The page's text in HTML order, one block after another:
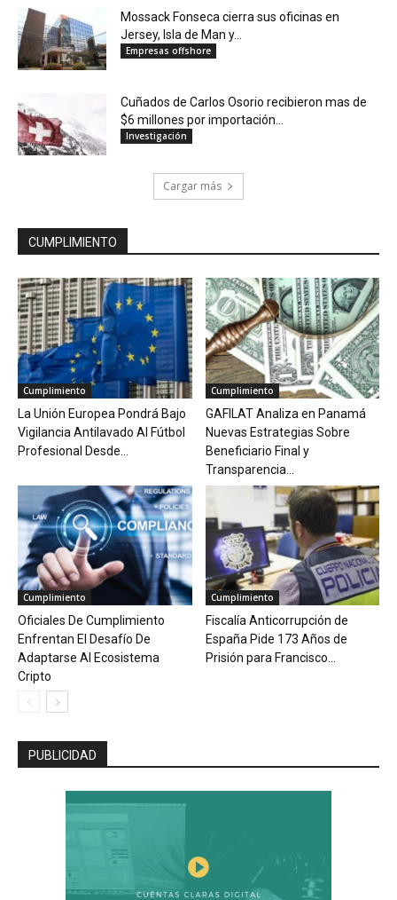
Mossack Fonseca cierra sus oficinas en
Jersey, Isla de Man y...
Empresas offshore
Cuñados de Carlos Osorio recibieron mas de
$6 millones por importación...
Investigación
Cargar más
CUMPLIMIENTO
Cumplimiento
La Unión Europea Pondrá Bajo
Vigilancia Antilavado Al Fútbol
Profesional Desde...
Cumplimiento
GAFILAT Analiza en Panamá
Nuevas Estrategias Sobre
Beneficiario Final y
Transparencia...
Cumplimiento
Oficiales De Cumplimiento
Enfrentan El Desafío De
Adaptarse Al Ecosistema
Cripto
Cumplimiento
Fiscalía Anticorrupción de
España Pide 173 Años de
Prisión para Francisco...
PUBLICIDAD